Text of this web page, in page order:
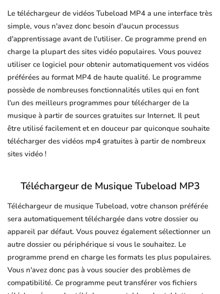
Le téléchargeur de vidéos Tubeload MP4 a une interface très
simple, vous n'avez donc besoin d'aucun processus
d'apprentissage avant de l'utiliser. Ce programme prend en
charge la plupart des sites vidéo populaires. Vous pouvez
utiliser ce logiciel pour obtenir automatiquement vos vidéos
préférées au format MP4 de haute qualité. Le programme
possède de nombreuses fonctionnalités utiles qui en font
l'un des meilleurs programmes pour télécharger de la
musique à partir de sources gratuites sur Internet. Il peut
être utilisé facilement et en douceur par quiconque souhaite
télécharger des vidéos mp4 gratuites à partir de nombreux
sites vidéo !
Téléchargeur de Musique Tubeload MP3
Téléchargeur de musique Tubeload, votre chanson préférée
sera automatiquement téléchargée dans votre dossier ou
appareil par défaut. Vous pouvez également sélectionner un
autre dossier ou périphérique si vous le souhaitez. Le
programme prend en charge les formats les plus populaires.
Vous n'avez donc pas à vous soucier des problèmes de
compatibilité. Ce programme peut transférer vos fichiers